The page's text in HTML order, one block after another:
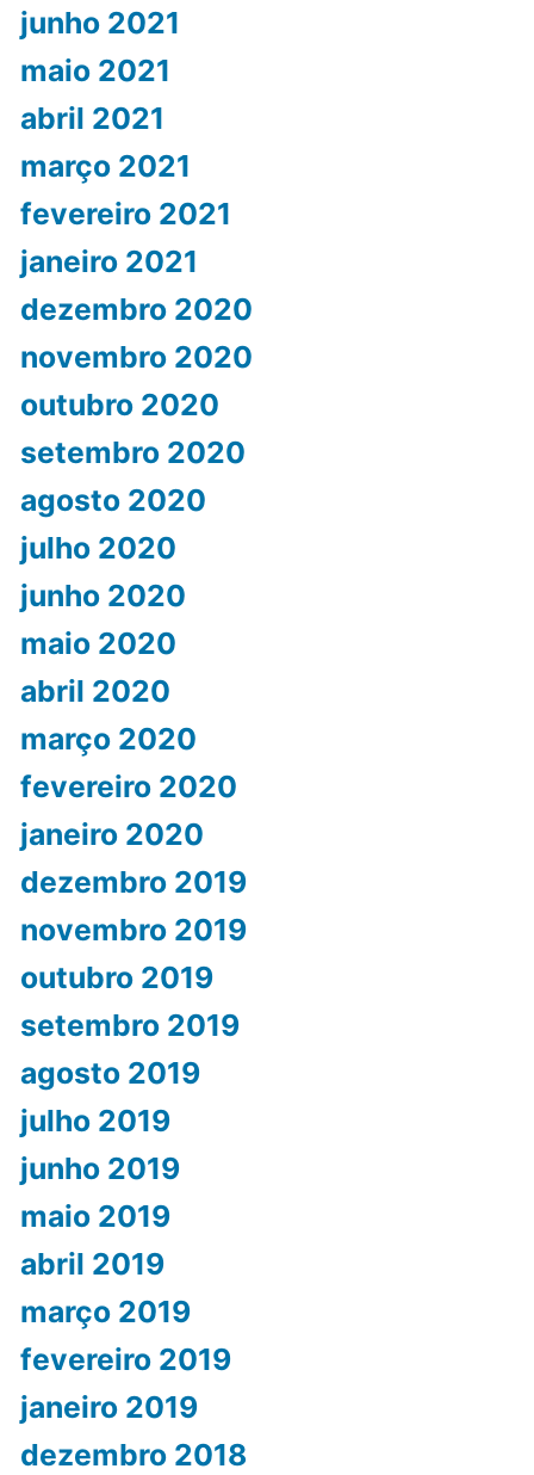
junho 2021
maio 2021
abril 2021
março 2021
fevereiro 2021
janeiro 2021
dezembro 2020
novembro 2020
outubro 2020
setembro 2020
agosto 2020
julho 2020
junho 2020
maio 2020
abril 2020
março 2020
fevereiro 2020
janeiro 2020
dezembro 2019
novembro 2019
outubro 2019
setembro 2019
agosto 2019
julho 2019
junho 2019
maio 2019
abril 2019
março 2019
fevereiro 2019
janeiro 2019
dezembro 2018